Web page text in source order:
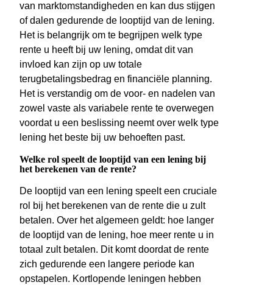
van marktomstandigheden en kan dus stijgen
of dalen gedurende de looptijd van de lening.
Het is belangrijk om te begrijpen welk type
rente u heeft bij uw lening, omdat dit van
invloed kan zijn op uw totale
terugbetalingsbedrag en financiële planning.
Het is verstandig om de voor- en nadelen van
zowel vaste als variabele rente te overwegen
voordat u een beslissing neemt over welk type
lening het beste bij uw behoeften past.
Welke rol speelt de looptijd van een lening bij
het berekenen van de rente?
De looptijd van een lening speelt een cruciale
rol bij het berekenen van de rente die u zult
betalen. Over het algemeen geldt: hoe langer
de looptijd van de lening, hoe meer rente u in
totaal zult betalen. Dit komt doordat de rente
zich gedurende een langere periode kan
opstapelen. Kortlopende leningen hebben